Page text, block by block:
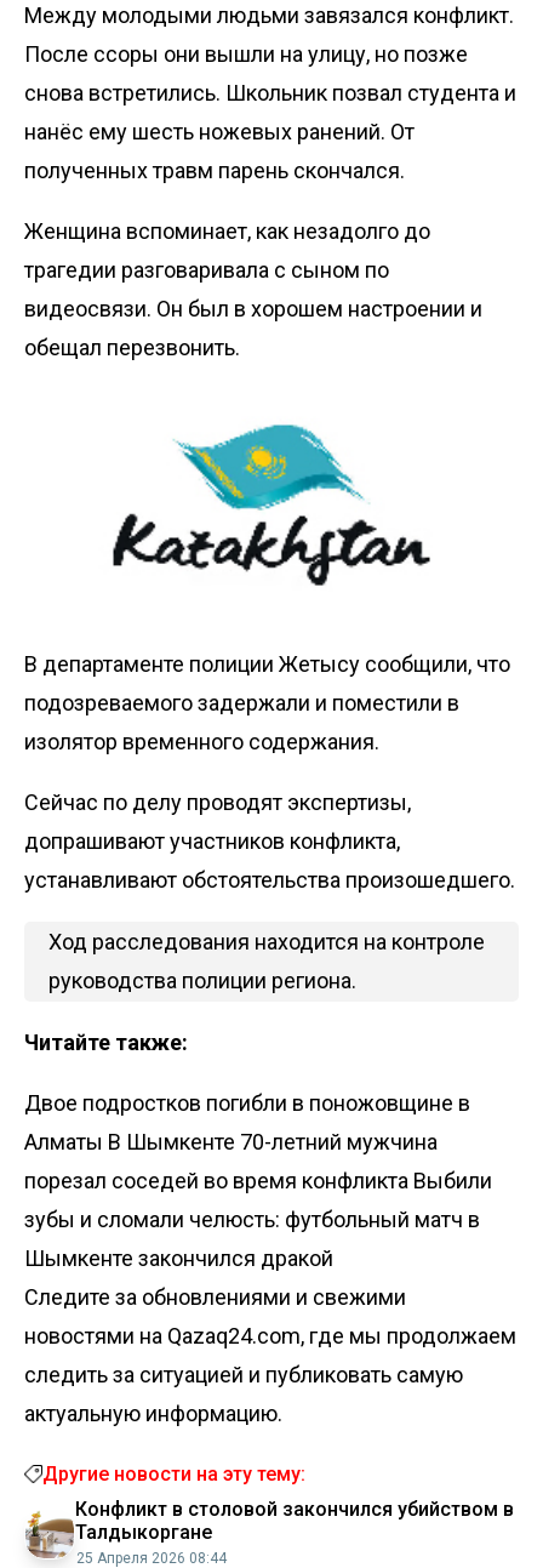
Между молодыми людьми завязался конфликт.
После ссоры они вышли на улицу, но позже
снова встретились. Школьник позвал студента и
нанёс ему шесть ножевых ранений. От
полученных травм парень скончался.
Женщина вспоминает, как незадолго до
трагедии разговаривала с сыном по
видеосвязи. Он был в хорошем настроении и
обещал перезвонить.
В департаменте полиции Жетысу сообщили, что
подозреваемого задержали и поместили в
изолятор временного содержания.
Сейчас по делу проводят экспертизы,
допрашивают участников конфликта,
устанавливают обстоятельства произошедшего.
Ход расследования находится на контроле
руководства полиции региона.
Читайте также:
Двое подростков погибли в поножовщине в
Алматы В Шымкенте 70-летний мужчина
порезал соседей во время конфликта Выбили
зубы и сломали челюсть: футбольный матч в
Шымкенте закончился дракой
Следите за обновлениями и свежими
новостями на Qazaq24.com, где мы продолжаем
следить за ситуацией и публиковать самую
актуальную информацию.
Другие новости на эту тему:
Конфликт в столовой закончился убийством в
Талдыкоргане
25 Апреля 2026 08:44